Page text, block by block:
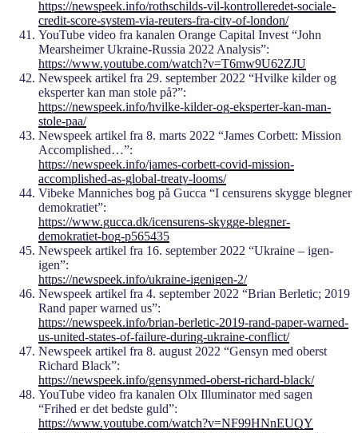
https://newspeek.info/rothschilds-vil-kontrolleredet-sociale-
credit-score-system-via-reuters-fra-city-of-london/
YouTube video fra kanalen Orange Capital Invest “John
Mearsheimer Ukraine-Russia 2022 Analysis”:
https://www.youtube.com/watch?v=T6mw9U62ZJU
Newspeek artikel fra 29. september 2022 “Hvilke kilder og
eksperter kan man stole på?”:
https://newspeek.info/hvilke-kilder-og-eksperter-kan-man-
stole-paa/
Newspeek artikel fra 8. marts 2022 “James Corbett: Mission
Accomplished…”:
https://newspeek.info/james-corbett-covid-mission-
accomplished-as-global-treaty-looms/
Vibeke Manniches bog på Gucca “I censurens skygge blegner
demokratiet”:
https://www.gucca.dk/icensurens-skygge-blegner-
demokratiet-bog-p565435
Newspeek artikel fra 16. september 2022 “Ukraine – igen-
igen”:
https://newspeek.info/ukraine-igenigen-2/
Newspeek artikel fra 4. september 2022 “Brian Berletic; 2019
Rand paper warned us”:
https://newspeek.info/brian-berletic-2019-rand-paper-warned-
us-united-states-of-failure-during-ukraine-conflict/
Newspeek artikel fra 8. august 2022 “Gensyn med oberst
Richard Black”:
https://newspeek.info/gensynmed-oberst-richard-black/
YouTube video fra kanalen Olx Illuminator med sagen
“Frihed er det bedste guld”:
https://www.youtube.com/watch?v=NF99HNnEUQY